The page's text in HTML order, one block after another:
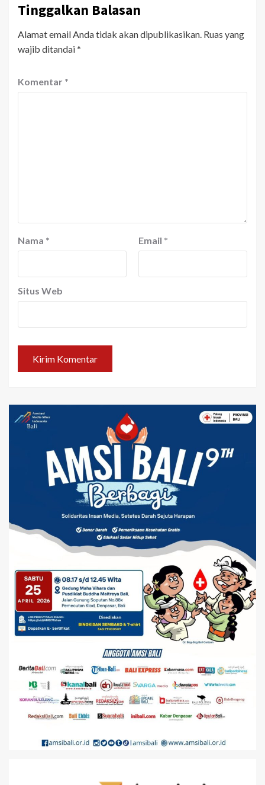
Tinggalkan Balasan
Alamat email Anda tidak akan dipublikasikan. Ruas yang
wajib ditandai*
Komentar *
Nama * Email *
Situs Web